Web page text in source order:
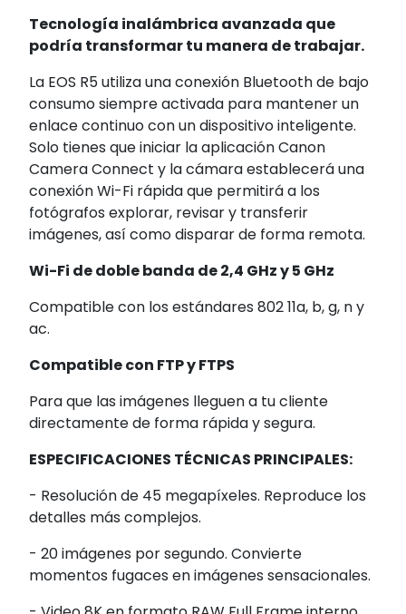
Tecnología inalámbrica avanzada que
podría transformar tu manera de trabajar.
La EOS R5 utiliza una conexión Bluetooth de bajo
consumo siempre activada para mantener un
enlace continuo con un dispositivo inteligente.
Solo tienes que iniciar la aplicación Canon
Camera Connect y la cámara establecerá una
conexión Wi-Fi rápida que permitirá a los
fotógrafos explorar, revisar y transferir
imágenes, así como disparar de forma remota.
Wi-Fi de doble banda de 2,4 GHz y 5 GHz
Compatible con los estándares 802 11a, b, g, n y
ac.
Compatible con FTP y FTPS
Para que las imágenes lleguen a tu cliente
directamente de forma rápida y segura.
ESPECIFICACIONES TÉCNICAS PRINCIPALES:
- Resolución de 45 megapíxeles. Reproduce los
detalles más complejos.
- 20 imágenes por segundo. Convierte
momentos fugaces en imágenes sensacionales.